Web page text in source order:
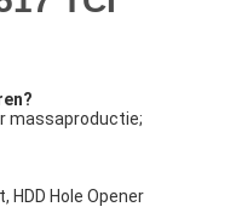
massaproductie;
HDD Hole Opener